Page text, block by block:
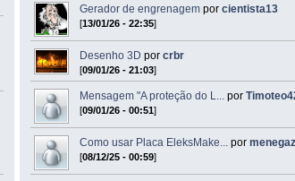
Gerador de engrenagem porcientista13
[13/01/26 - 22:35]
Desenho 3D porcrbr
[09/01/26 - 21:03]
Mensagem "A proteção do L... por
[09/01/26 - 00:51]
Como usar Placa EleksMake... por
[08/12/25 - 00:59]